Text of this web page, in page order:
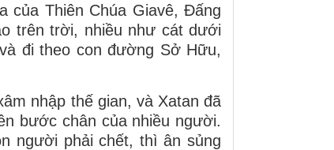
của Thiên Chúa Giavê, Đấng
trên trời, nhiều như cát dưới
đi theo con đường Sở Hữu,
nhập thế gian, và Xatan đã
bước chân của nhiều người.
người phải chết, thì ân sủng